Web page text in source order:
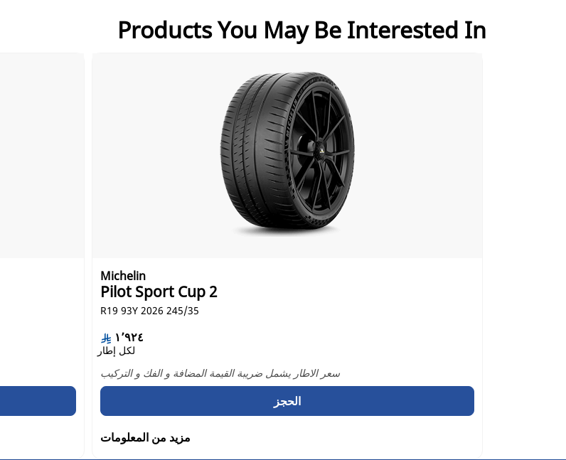
بي زيرو. وحصد الإطار المركز الأول في أداء الكبح على الطرق الجافة، وشارك المركز الأول في أداء
الكبح على الطرق المبتلة والمناورة على الطرق الجافة (مع إطار كونتيننتال سبورت كونتاكت 6).
(1) - أداء الكبح على الطرق الجافة والمبتلة ووقت دورة السباق على الطرق الجافة - بحسب الاختبارات
بي زيرو. وحصد الإطار المركز الأول في أداء الكبح على الطرق الجافة، وشارك المركز الأول في أداء
الكبح على الطرق المبتلة والمناورة على الطرق الجافة (مع إطار كونتيننتال سبورت كونتاكت 6).
Products You May Be Interested In
Michelin
Pilot Sport Cup 2
245/35 R19 93Y 2026
١٬٩٢٤
لكل إطار
سعر الاطار يشمل ضريبة القيمة المضافة و الفك و التركيب
الحجز
مزيد من المعلومات